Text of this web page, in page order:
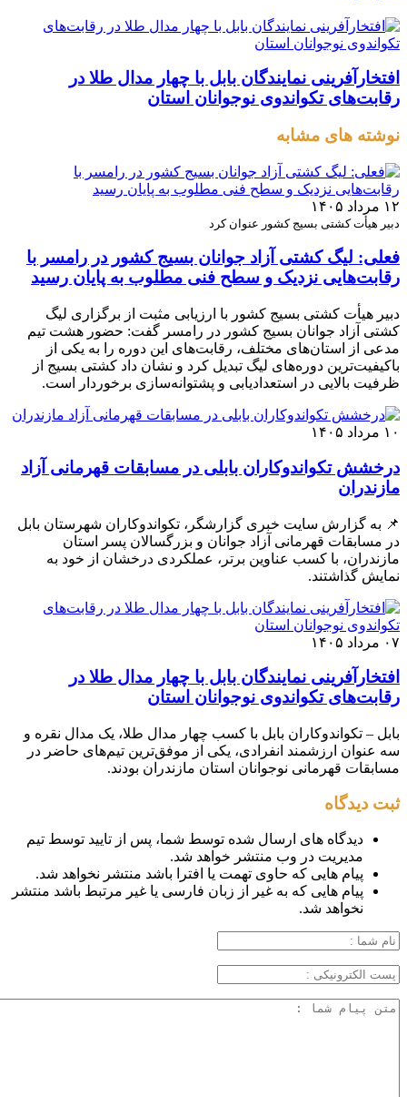
افتخارآفرینی نمایندگان بابل با چهار مدال طلا در
رقابت‌های تکواندوی نوجوانان استان
نوشته های مشابه
۱۲ مرداد ۱۴۰۵
دبیر هیأت کشتی بسیج کشور عنوان کرد
فعلی: لیگ کشتی آزاد جوانان بسیج کشور در رامسر با
رقابت‌هایی نزدیک و سطح فنی مطلوب به پایان رسید
دبیر هیأت کشتی بسیج کشور با ارزیابی مثبت از برگزاری لیگ
کشتی آزاد جوانان بسیج کشور در رامسر گفت: حضور هشت تیم
مدعی از استان‌های مختلف، رقابت‌های این دوره را به یکی از
باکیفیت‌ترین دوره‌های لیگ تبدیل کرد و نشان داد کشتی بسیج از
ظرفیت بالایی در استعدادیابی و پشتوانه‌سازی برخوردار است.
۱۰ مرداد ۱۴۰۵
درخشش تکواندوکاران بابلی در مسابقات قهرمانی آزاد
مازندران
📌 به گزارش سایت خبری گزارشگر، تکواندوکاران شهرستان بابل
در مسابقات قهرمانی آزاد جوانان و بزرگسالان پسر استان
مازندران، با کسب عناوین برتر، عملکردی درخشان از خود به
نمایش گذاشتند.
۰۷ مرداد ۱۴۰۵
افتخارآفرینی نمایندگان بابل با چهار مدال طلا در
رقابت‌های تکواندوی نوجوانان استان
بابل – تکواندوکاران بابل با کسب چهار مدال طلا، یک مدال نقره و
سه عنوان ارزشمند انفرادی، یکی از موفق‌ترین تیم‌های حاضر در
مسابقات قهرمانی نوجوانان استان مازندران بودند.
ثبت دیدگاه
دیدگاه های ارسال شده توسط شما، پس از تایید توسط تیم
مدیریت در وب منتشر خواهد شد.
پیام هایی که حاوی تهمت یا افترا باشد منتشر نخواهد شد.
پیام هایی که به غیر از زبان فارسی یا غیر مرتبط باشد منتشر
نخواهد شد.